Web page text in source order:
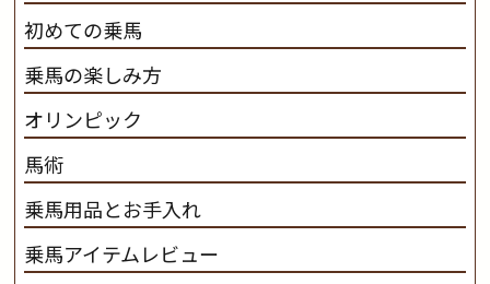
初めての乗馬
乗馬の楽しみ方
オリンピック
馬術
乗馬用品とお手入れ
乗馬アイテムレビュー